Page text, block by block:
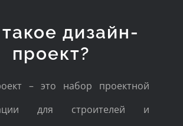
дизайн-
проект?
– это набор проектной
для строителей и